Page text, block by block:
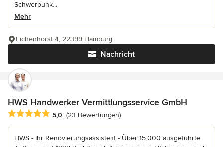
Schwerpunk...
Mehr
Nachricht
Eichenhorst 4, 22399 Hamburg
HWS Handwerker Vermittlungsservice GmbH
Durchschnittliche Bewertung: 5 von 5 Sternen
5,0 (23 Bewertungen)
HWS - Ihr Renovierungsassistent - Über 15.000 ausgeführte